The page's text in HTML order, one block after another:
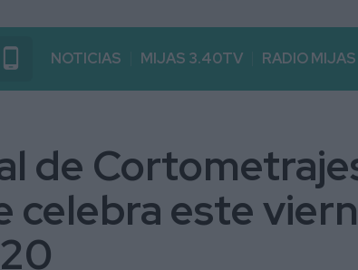
phone_android NOTICIAS MIJAS 3.40TV RADIO MIJAS
de
celebra este